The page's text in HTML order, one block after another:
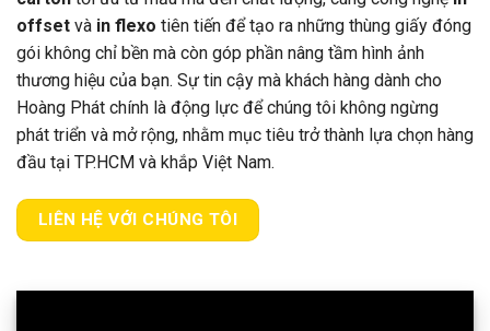
offset và in flexo tiên tiến để tạo ra những thùng giấy đóng
gói không chỉ bền mà còn góp phần nâng tầm hình ảnh
thương hiệu của bạn. Sự tin cậy mà khách hàng dành cho
Hoàng Phát chính là động lực để chúng tôi không ngừng
phát triển và mở rộng, nhằm mục tiêu trở thành lựa chọn hàng
đầu tại TP.HCM và khắp Việt Nam.
LIÊN HỆ VỚI CHÚNG TÔI